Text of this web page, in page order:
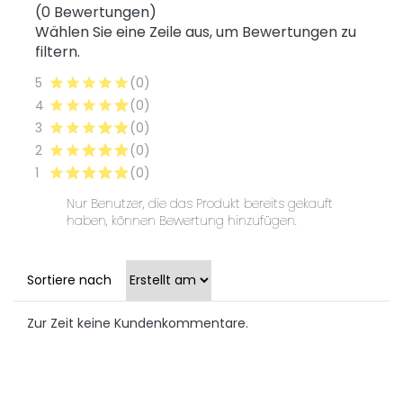
(0 Bewertungen)
Wählen Sie eine Zeile aus, um Bewertungen zu
filtern.
5
(0)
4
(0)
3
(0)
2
(0)
1
(0)
Nur Benutzer, die das Produkt bereits gekauft
haben, können Bewertung hinzufügen.
Sortiere nach
Zur Zeit keine Kundenkommentare.